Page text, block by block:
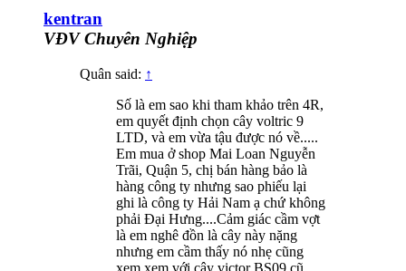
kentran
VĐV Chuyên Nghiệp
Quân said: ↑
Số là em sao khi tham khảo trên 4R,
em quyết định chọn cây voltric 9
LTD, và em vừa tậu được nó về.....
Em mua ở shop Mai Loan Nguyễn
Trãi, Quận 5, chị bán hàng bảo là
hàng công ty nhưng sao phiếu lại
ghi là công ty Hải Nam ạ chứ không
phải Đại Hưng....Cảm giác cầm vợt
là em nghê đồn là cây này nặng
nhưng em cầm thấy nó nhẹ cũng
xem xem với cây victor BS09 cũ